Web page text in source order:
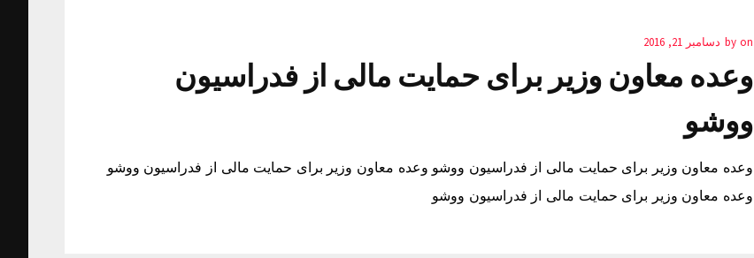
by on دسامبر 21, 2016
وعده معاون وزیر برای حمایت مالی از فدراسیون
ووشو
وعده معاون وزیر برای حمایت مالی از فدراسیون ووشو وعده معاون وزیر برای حمایت مالی از فدراسیون ووشو
وعده معاون وزیر برای حمایت مالی از فدراسیون ووشو